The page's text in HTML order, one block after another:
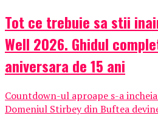
Tot ce trebuie sa stii
Well 2026. Ghidul
aniversara de 15 ani
Countdown-ul aproape s-a
Domeniul Stirbey din Buftea